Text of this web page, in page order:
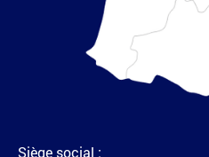
Siège social :